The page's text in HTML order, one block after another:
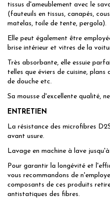
tissus d'ameublement avec le
(fauteuils en tissus, canapés,
matelas, toile de tente, pergola).
Elle peut également être
brise intérieur et vitres de la
Très absorbante, elle essuie
telles que éviers de cuisine,
de douche etc.
Sa mousse d'excellente qualité,
ENTRETIEN
La résistance des microfibres
avant usure.
Lavage en machine à lave
Pour garantir la longévité et
vous recommandons de
composants de ces produits
antistatiques des fibres.